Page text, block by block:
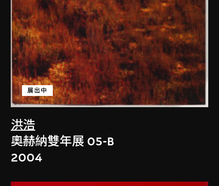
洪浩
展出中
奧赫納雙年展 05-B
2004